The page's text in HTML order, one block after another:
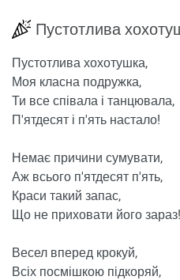
Пустотлива
Пустотлива хохотушка,
Моя класна подружка,
Ти все співала і танцювала,
П'ятдесят і п'ять настало!
Немає причини сумувати,
Аж всього п'ятдесят п'ять,
Краси такий запас,
Що не приховати його зараз!
Весел вперед крокуй,
Всіх посмішкою підкоряй,